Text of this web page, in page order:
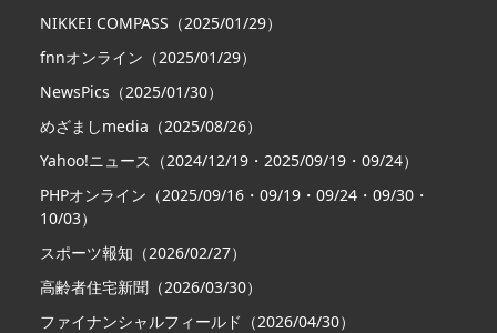
NIKKEI COMPASS（2025/01/29）
fnnオンライン（2025/01/29）
NewsPics（2025/01/30）
めざましmedia（2025/08/26）
Yahoo!ニュース（2024/12/19・2025/09/19・09/24）
PHPオンライン（2025/09/16・09/19・09/24・09/30・
10/03）
スポーツ報知（2026/02/27）
高齢者住宅新聞（2026/03/30）
ファイナンシャルフィールド（2026/04/30）